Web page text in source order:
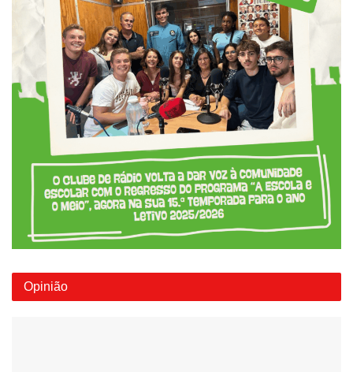
Opinião